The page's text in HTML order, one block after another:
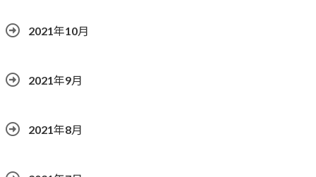
2021年10月
2021年9月
2021年8月